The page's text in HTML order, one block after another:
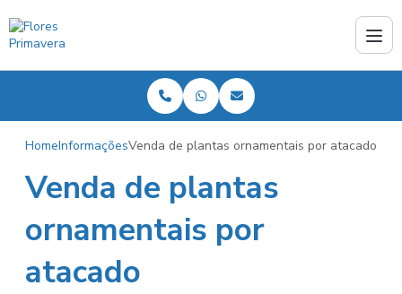
HomeInformaçõesVenda de plantas ornamentais por atacado
Venda de plantas
ornamentais por
atacado